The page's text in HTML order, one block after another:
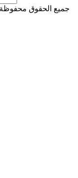
جميع الحقوق محفوظة